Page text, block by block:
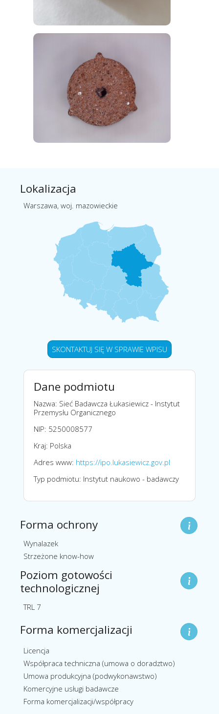
Lokalizacja
Warszawa, woj. mazowieckie
SKONTAKTUJ SIĘ W SPRAWIE WPISU
Dane podmiotu
Nazwa: Sieć Badawcza Łukasiewicz - Instytut
Przemysłu Organicznego
NIP: 5250008577
Kraj: Polska
Adres www: https://ipo.lukasiewicz.gov.pl
Typ podmiotu: Instytut naukowo - badawczy
Forma ochrony
Wynalazek
Strzeżone know-how
Poziom gotowości
technologicznej
TRL 7
Forma komercjalizacji
Licencja
Współpraca techniczna (umowa o doradztwo)
Umowa produkcyjna (podwykonawstwo)
Komercyjne usługi badawcze
Forma komercjalizacji/współpracy